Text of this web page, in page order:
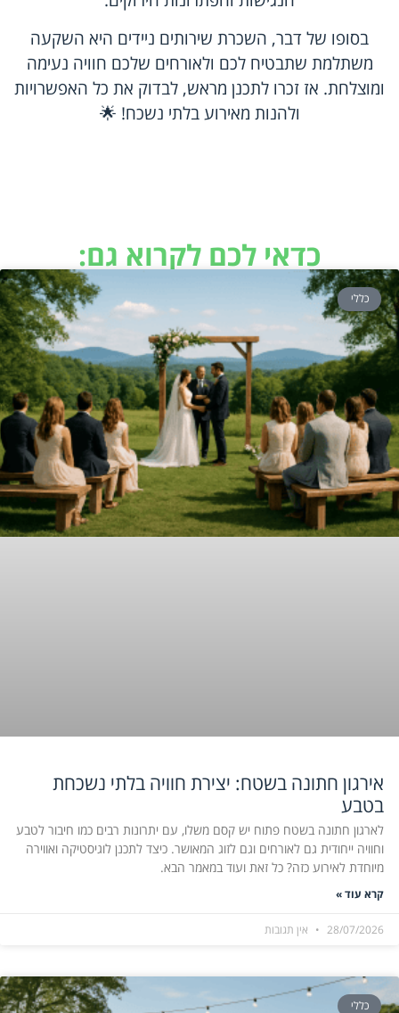
בסופו של דבר, השכרת שירותים ניידים היא השקעה
משתלמת שתבטיח לכם ולאורחים שלכם חוויה נעימה
ומוצלחת. אז זכרו לתכנן מראש, לבדוק את כל האפשרויות
ולהנות מאירוע בלתי נשכח! 🌟
כדאי לכם לקרוא גם:
כללי
אירגון חתונה בשטח: יצירת חוויה בלתי נשכחת
בטבע
לארגון חתונה בשטח פתוח יש קסם משלו, עם יתרונות רבים כמו חיבור לטבע
וחוויה ייחודית גם לאורחים וגם לזוג המאושר. כיצד לתכנן לוגיסטיקה ואווירה
מיוחדת לאירוע כזה? כל זאת ועוד במאמר הבא.
קרא עוד »
28/07/2026 אין תגובות
כללי